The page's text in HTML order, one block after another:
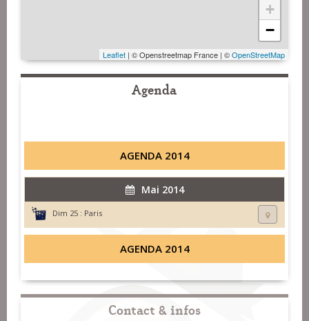
+
−
Leaflet | © Openstreetmap France | ©OpenStreetMap
Agenda
AGENDA 2014
Mai 2014
Dim 25 : Paris
AGENDA 2014
Contact & infos